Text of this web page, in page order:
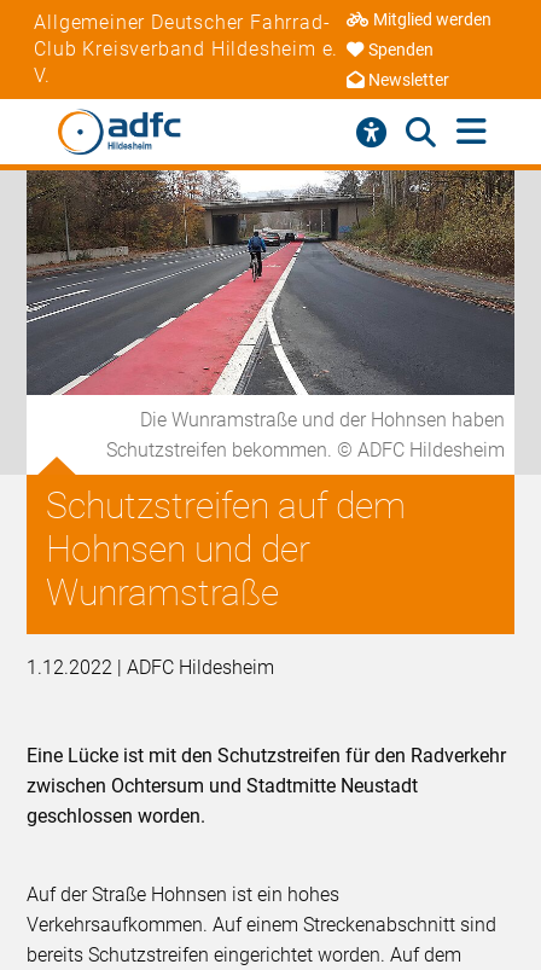
Allgemeiner Deutscher Fahrrad-
Club Kreisverband Hildesheim e.
V.
Mitglied werden
Spenden
Newsletter
Die Wunramstraße und der Hohnsen haben
Schutzstreifen bekommen. © ADFC Hildesheim
Schutzstreifen auf dem
Hohnsen und der
Wunramstraße
1.12.2022 | ADFC Hildesheim
Eine Lücke ist mit den Schutzstreifen für den Radverkehr
zwischen Ochtersum und Stadtmitte Neustadt
geschlossen worden.
Auf der Straße Hohnsen ist ein hohes
Verkehrsaufkommen. Auf einem Streckenabschnitt sind
bereits Schutzstreifen eingerichtet worden. Auf dem